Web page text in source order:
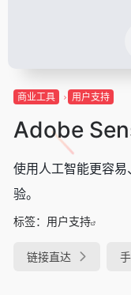
商业工具 用户支持
Adobe
使用人工智能更容
验。
标签： 用户支持
链接直达